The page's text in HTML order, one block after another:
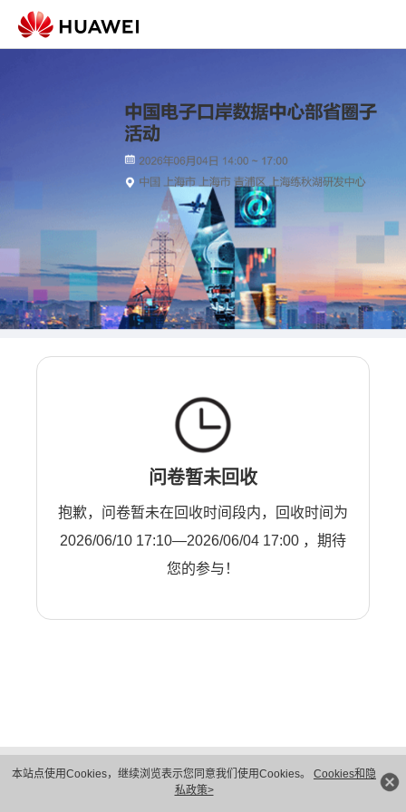
本站点使用Cookies，继续浏览表示您同意我们使用Cookies。 Cookies和隐
私政策>
问卷暂未回收
抱歉，问卷暂未在回收时间段内，回收时间为
2026/06/10 17:10—2026/06/04 17:00 ，期待
您的参与！
隐私保护
法律声明